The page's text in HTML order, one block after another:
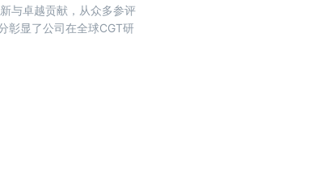
与卓越贡献，从众多参评
彰显了公司在全球CGT研